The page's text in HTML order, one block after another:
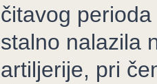
čitavog
stalno nalazila
artiljerije, pri